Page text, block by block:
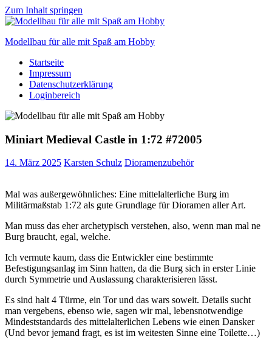
Zum Inhalt springen
Modellbau für alle mit Spaß am Hobby
Scale
modelling
to
Startseite
Impressum
Datenschutzerklärung
Loginbereich
Miniart Medieval Castle in 1:72 #72005
14. März 2025 Karsten Schulz Dioramenzubehör
Mal was außergewöhnliches: Eine mittelalterliche Burg im
Militärmaßstab 1:72 als gute Grundlage für Dioramen aller Art.
Man muss das eher archetypisch verstehen, also, wenn man mal ne
Burg braucht, egal, welche.
Ich vermute kaum, dass die Entwickler eine bestimmte
Befestigungsanlag im Sinn hatten, da die Burg sich in erster Linie
durch Symmetrie und Auslassung charakterisieren lässt.
Es sind halt 4 Türme, ein Tor und das wars soweit. Details sucht
man vergebens, ebenso wie, sagen wir mal, lebensnotwendige
Mindeststandards des mittelalterlichen Lebens wie einen Dansker
(Und bevor jemand fragt, es ist im weitesten Sinne eine Toilette…)